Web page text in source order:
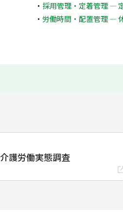
採用管理・定着管理 ―
労働時間・配置管理 ―
介護労働実態調査